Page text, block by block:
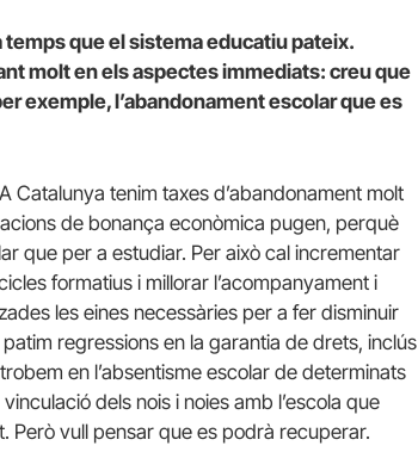
temps que el sistema educatiu pateix.
molt en els aspectes immediats: creu que
exemple, l’abandonament escolar que es
Catalunya tenim taxes d’abandonament molt
de bonança econòmica pugen, perquè
que per a estudiar. Per això cal incrementar
formatius i millorar l’acompanyament i
les eines necessàries per a fer disminuir
regressions en la garantia de drets, inclús
en l’absentisme escolar de determinats
dels nois i noies amb l’escola que
Però vull pensar que es podrà recuperar.